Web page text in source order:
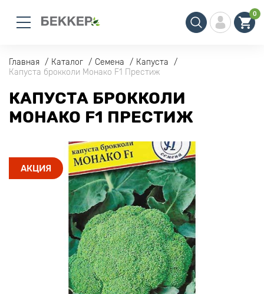
0
Главная Каталог Семена
Капуста
Капуста брокколи Монако F1 Престиж
КАПУСТА БРОККОЛИ
МОНАКО F1 ПРЕСТИЖ
АКЦИЯ